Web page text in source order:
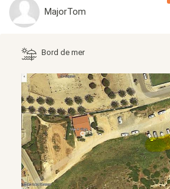
MajorTom
Bord de mer